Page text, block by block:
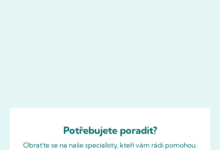
Potřebujete poradit?
Obraťte se na naše specialisty, kteří vám rádi pomohou.